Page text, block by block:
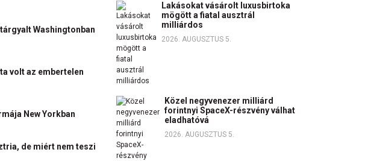
Washingtonban
volt az embertelen
New Yorkban
de miért nem teszi
Lakásokat vásárolt luxusbirtoka
mögött a fiatal ausztrál
milliárdos
2026. AUGUSZTUS 5.
Közel negyvenezer milliárd
forintnyi SpaceX-részvény válhat
eladhatóvá
2026. AUGUSZTUS 5.